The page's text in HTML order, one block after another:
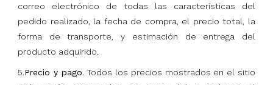
correo electrónico de todas las características del
pedido realizado, la fecha de compra, el precio total, la
forma de transporte, y estimación de entrega del
producto adquirido.
5.Precio y pago. Todos los precios mostrados en el sitio